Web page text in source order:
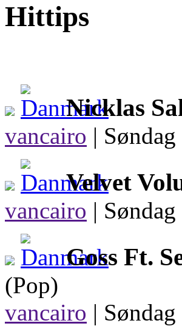
Hittips
Nicklas
vancairo |
Velvet
vancairo |
Goss Ft.
(Pop)
vancairo |